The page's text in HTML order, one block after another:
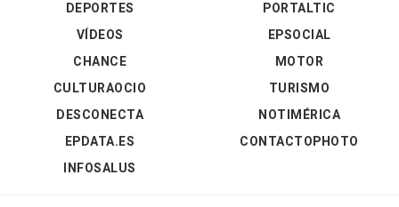
DEPORTES
VÍDEOS
PORTALTIC
EPSOCIAL
CHANCE
CULTURAOCIO
DESCONECTA
EPDATA.ES
INFOSALUS
MOTOR
TURISMO
NOTIMÉRICA
CONTACTOPHOTO